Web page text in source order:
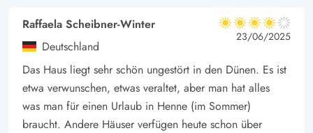
Raffaela Scheibner-Winter
Deutschland
4 von 5
4 von 5
4 out of 5
23/06/2025
Das Haus liegt sehr schön ungestört in den Dünen. Es ist
etwa verwunschen, etwas veraltet, aber man hat alles
was man für einen Urlaub in Henne (im Sommer)
braucht. Andere Häuser verfügen heute schon über